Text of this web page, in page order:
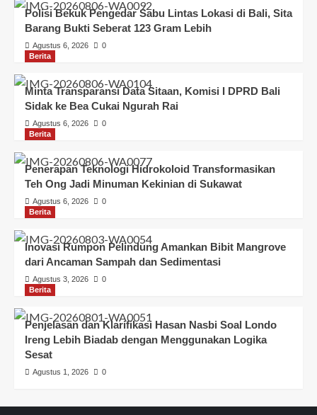
Polisi Bekuk Pengedar Sabu Lintas Lokasi di Bali, Sita
Barang Bukti Seberat 123 Gram Lebih
Agustus 6, 2026
0
Berita
Minta Transparansi Data Sitaan, Komisi I DPRD Bali
Sidak ke Bea Cukai Ngurah Rai
Agustus 6, 2026
0
Berita
Penerapan Teknologi Hidrokoloid Transformasikan
Teh Ong Jadi Minuman Kekinian di Sukawat
Agustus 6, 2026
0
Berita
Inovasi Rumpon Pelindung Amankan Bibit Mangrove
dari Ancaman Sampah dan Sedimentasi
Agustus 3, 2026
0
Berita
Penjelasan dan Klarifikasi Hasan Nasbi Soal Londo
Ireng Lebih Biadab dengan Menggunakan Logika
Sesat
Agustus 1, 2026 0